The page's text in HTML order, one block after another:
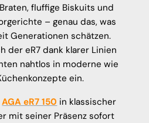
fluffige Biskuits und
– genau das, was
Generationen schätzen.
der eR7 dank klarer Linien
nahtlos in moderne wie
ein.
AGA eR7 150 in klassischer
mit seiner Präsenz sofort